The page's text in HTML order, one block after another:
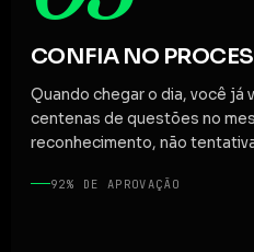
CONFIA NO
Quando chegar o dia, você já
centenas de questões no
reconhecimento, não
92% DE APROVAÇÃO